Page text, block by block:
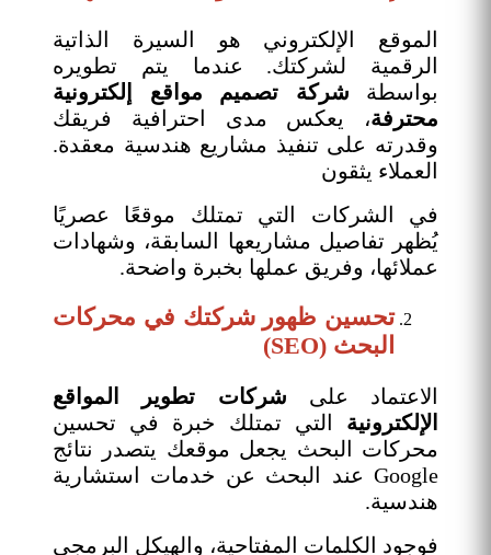
الموقع الإلكتروني هو السيرة الذاتية
الرقمية لشركتك. عندما يتم تطويره
بواسطة شركة تصميم مواقع إلكترونية
محترفة، يعكس مدى احترافية فريقك
وقدرته على تنفيذ مشاريع هندسية معقدة.
العملاء يثقون
في الشركات التي تمتلك موقعًا عصريًا
يُظهر تفاصيل مشاريعها السابقة، وشهادات
عملائها، وفريق عملها بخبرة واضحة.
تحسين ظهور شركتك في محركات
البحث (SEO)
الاعتماد على شركات تطوير المواقع
الإلكترونية التي تمتلك خبرة في تحسين
محركات البحث يجعل موقعك يتصدر نتائج
Google عند البحث عن خدمات استشارية
هندسية.
فوجود الكلمات المفتاحية، والهيكل البرمجي